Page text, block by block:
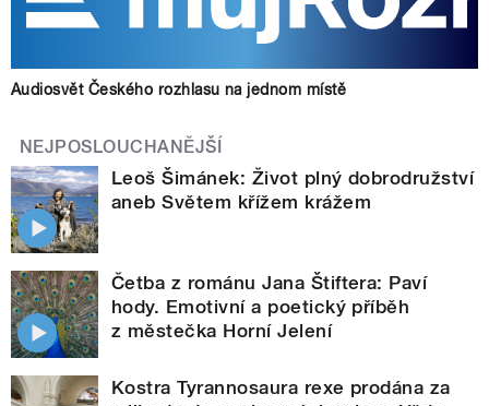
Audiosvět Českého rozhlasu na jednom místě
NEJPOSLOUCHANĚJŠÍ
Leoš Šimánek: Život plný dobrodružství
aneb Světem křížem krážem
Četba z románu Jana Štiftera: Paví
hody. Emotivní a poetický příběh
z městečka Horní Jelení
Kostra Tyrannosaura rexe prodána za